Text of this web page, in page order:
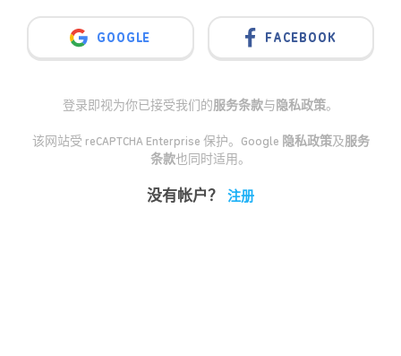
GOOGLE FACEBOOK
登录即视为你已接受我们的服务条款与隐私政策。
该网站受 reCAPTCHA Enterprise 保护。Google 隐私政策及服务
条款也同时适用。
没有帐户？ 注册